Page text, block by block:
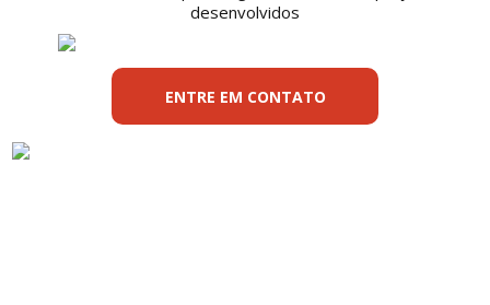
desenvolvidos
ENTRE EM CONTATO